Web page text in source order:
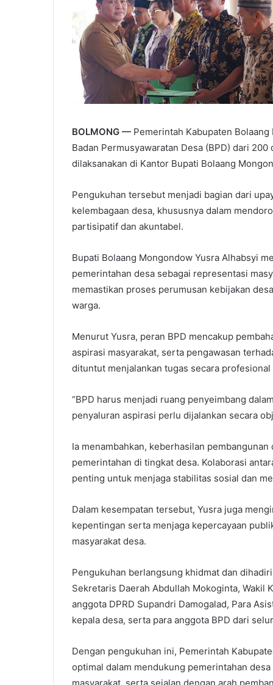
BOLMONG — Pemerintah Kabupaten
Badan Permusyawaratan Desa (BPD) dari
dilaksanakan di Kantor Bupati Bolaang
Pengukuhan tersebut menjadi bagian dari
kelembagaan desa, khususnya dalam
partisipatif dan akuntabel.
Bupati Bolaang Mongondow Yusra Alhabsyi
pemerintahan desa sebagai representasi
memastikan proses perumusan kebijakan
warga.
Menurut Yusra, peran BPD mencakup
aspirasi masyarakat, serta pengawasan
dituntut menjalankan tugas secara
“BPD harus menjadi ruang penyeimbang
penyaluran aspirasi perlu dijalankan secara
Ia menambahkan, keberhasilan
pemerintahan di tingkat desa. Kolaborasi
penting untuk menjaga stabilitas sosial dan
Dalam kesempatan tersebut, Yusra juga
kepentingan serta menjaga kepercayaan
masyarakat desa.
Pengukuhan berlangsung khidmat dan
Sekretaris Daerah Abdullah Mokoginta, Wakil
anggota DPRD Supandri Damogalad, Para
kepala desa, serta para anggota BPD dari
Dengan pengukuhan ini, Pemerintah
optimal dalam mendukung pemerintahan